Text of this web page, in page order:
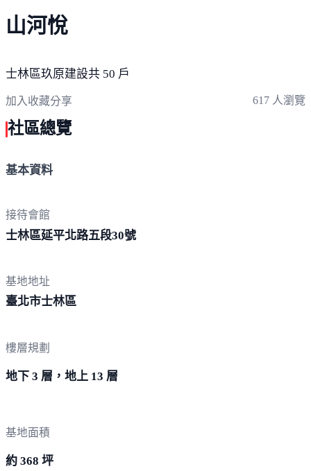
山河悅
士林區玖原建設共 50 戶
加入收藏分享 617 人瀏覽
社區總覽
基本資料
接待會館
士林區延平北路五段30號
基地地址
臺北市士林區
樓層規劃
地下 3 層，地上 13 層
基地面積
約 368 坪